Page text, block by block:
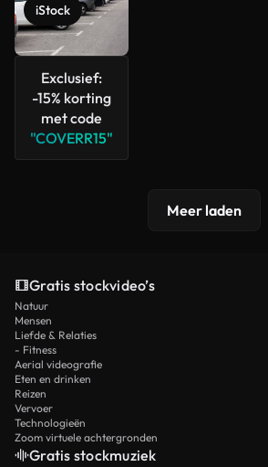
iStock
Exclusief:
-15% korting
met code
"COVERR15"
Meer laden
Gratis stockvideo’s
Natuur
Mensen
Liefde & Relaties
- Fitness
Aerial videografie
Eten en drinken
Reizen
Vervoer
Technologieën
Zoom virtuele achtergronden
Gratis stockmuziek